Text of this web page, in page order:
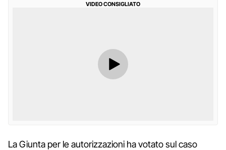
VIDEO CONSIGLIATO
La Giunta per le autorizzazioni ha votato sul caso